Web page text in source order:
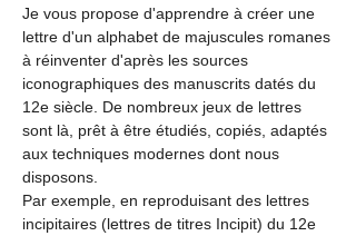
Je vous propose d'apprendre à créer une
lettre d'un alphabet de majuscules romanes
à réinventer d'après les sources
iconographiques des manuscrits datés du
12e siècle. De nombreux jeux de lettres
sont là, prêt à être étudiés, copiés, adaptés
aux techniques modernes dont nous
disposons.
Par exemple, en reproduisant des lettres
incipitaires (lettres de titres Incipit) du 12e